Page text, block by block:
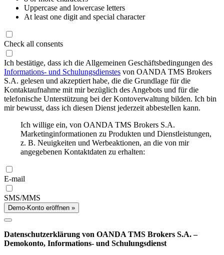
Uppercase and lowercase letters
At least one digit and special character
Check all consents
Ich bestätige, dass ich die Allgemeinen Geschäftsbedingungen des
Informations- und Schulungsdienstes von OANDA TMS Brokers
S.A. gelesen und akzeptiert habe, die die Grundlage für die
Kontaktaufnahme mit mir bezüglich des Angebots und für die
telefonische Unterstützung bei der Kontoverwaltung bilden. Ich bin
mir bewusst, dass ich diesen Dienst jederzeit abbestellen kann.
Ich willige ein, von OANDA TMS Brokers S.A.
Marketinginformationen zu Produkten und Dienstleistungen,
z. B. Neuigkeiten und Werbeaktionen, an die von mir
angegebenen Kontaktdaten zu erhalten:
E-mail
SMS/MMS
Demo-Konto eröffnen »
Datenschutzerklärung von OANDA TMS Brokers S.A. –
Demokonto, Informations- und Schulungsdienst